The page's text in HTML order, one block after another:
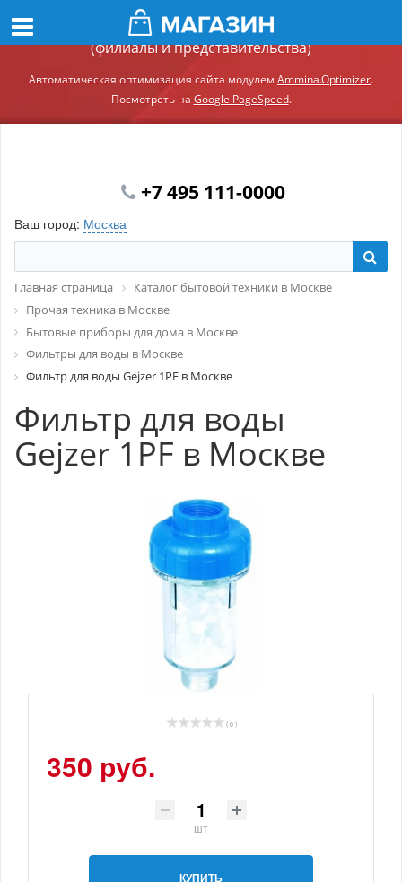
Демонстрационный сайт модуля Ammina.Регионы
(филиалы и представительства)
Автоматическая оптимизация сайта модулем Ammina.Optimizer.
Посмотреть на Google PageSpeed.
+7 495 111-0000
Ваш город: Москва
Главная страница
Каталог бытовой техники в Москве
Прочая техника в Москве
Бытовые приборы для дома в Москве
Фильтры для воды в Москве
Фильтр для воды Gejzer 1PF в Москве
Фильтр для воды
Gejzer 1PF в Москве
( 0 )
350 руб.
шт
КУПИТЬ